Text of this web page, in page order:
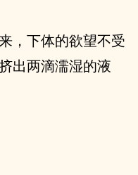
，下体的欲望不受
出两滴濡湿的液